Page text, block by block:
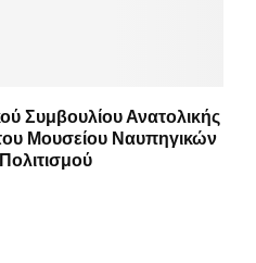
Συμβουλίου Ανατολικής
Μουσείου Ναυπηγικών